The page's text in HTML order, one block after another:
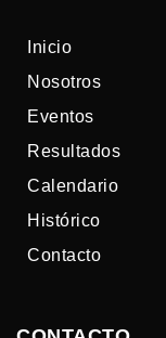
Inicio
Nosotros
Eventos
Resultados
Calendario
Histórico
Contacto